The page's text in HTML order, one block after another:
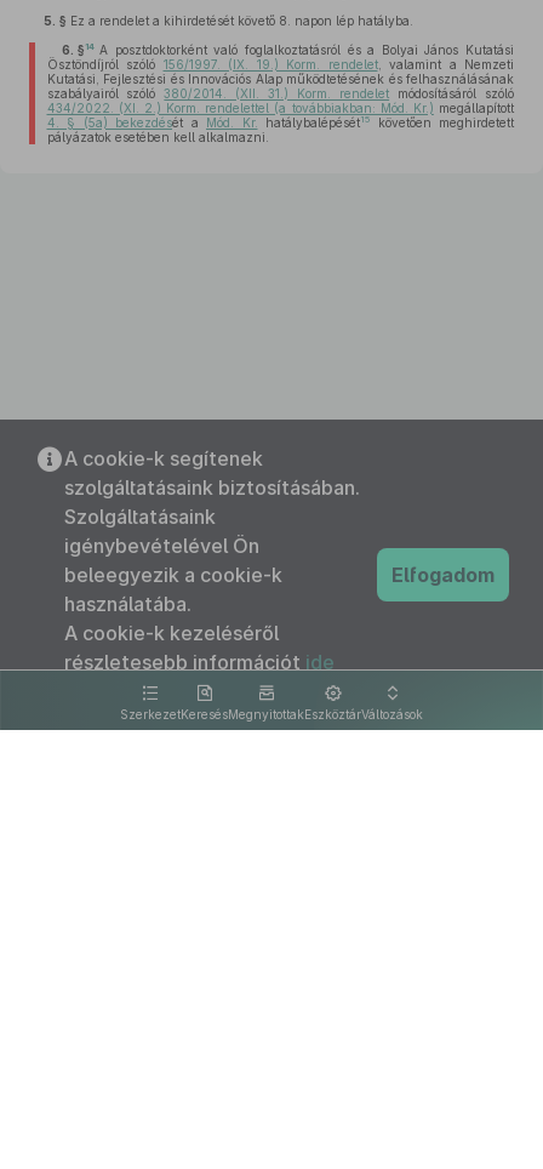
5. § Ez a rendelet a kihirdetését követő 8. napon lép hatályba.
6. § 14 A posztdoktorként való foglalkoztatásról és a Bolyai János Kutatási
Ösztöndíjról szóló 156/1997. (IX. 19.) Korm. rendelet, valamint a Nemzeti
Kutatási, Fejlesztési és Innovációs Alap működtetésének és felhasználásának
szabályairól szóló380/2014. (XII. 31.) Korm. rendelet módosításáról szóló
434/2022. (XI. 2.) Korm. rendelettel (a továbbiakban: Mód. Kr.) megállapított
4. § (5a) bekezdését a Mód. Kr. hatálybalépését15
követően meghirdetett
pályázatok esetében kell alkalmazni.
SzerkezetKeresésMegnyitottakEszköztárVáltozások
A cookie-k segítenek
szolgáltatásaink biztosításában.
Szolgáltatásaink
igénybevételével Ön
beleegyezik a cookie-k
használatába.
A cookie-k kezeléséről
részletesebb információt ide
kattintva olvashat.
Elfogadom